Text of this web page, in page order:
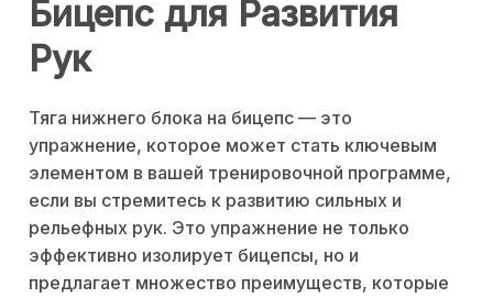
Бицепс для Развития
Рук
Тяга нижнего блока на бицепс — это
упражнение, которое может стать ключевым
элементом в вашей тренировочной программе,
если вы стремитесь к развитию сильных и
рельефных рук. Это упражнение не только
эффективно изолирует бицепсы, но и
предлагает множество преимуществ, которые